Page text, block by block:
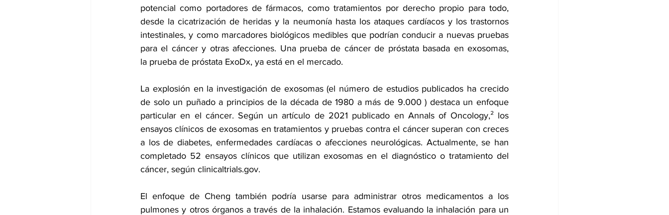
potencial como portadores de fármacos, como tratamientos por derecho propio para todo,
desde la cicatrización de heridas y la neumonía hasta los ataques cardíacos y los trastornos
intestinales, y como marcadores biológicos medibles que podrían conducir a nuevas pruebas
para el cáncer y otras afecciones. Una prueba de cáncer de próstata basada en exosomas,
la prueba de próstata ExoDx, ya está en el mercado.
La explosión en la investigación de exosomas (el número de estudios publicados ha crecido
de solo un puñado a principios de la década de 1980 a más de 9.000 ) destaca un enfoque
particular en el cáncer. Según un artículo de 2021 publicado en Annals of Oncology,² los
ensayos clínicos de exosomas en tratamientos y pruebas contra el cáncer superan con creces
a los de diabetes, enfermedades cardíacas o afecciones neurológicas. Actualmente, se han
completado 52 ensayos clínicos que utilizan exosomas en el diagnóstico o tratamiento del
cáncer, según clinicaltrials.gov.
El enfoque de Cheng también podría usarse para administrar otros medicamentos a los
pulmones y otros órganos a través de la inhalación. Estamos evaluando la inhalación para un